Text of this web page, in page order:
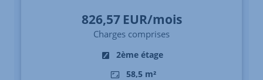
826,57 EUR/mois
Charges comprises
2ème étage
58,5 m²